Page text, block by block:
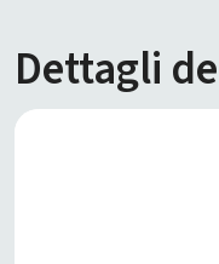
Dettagli